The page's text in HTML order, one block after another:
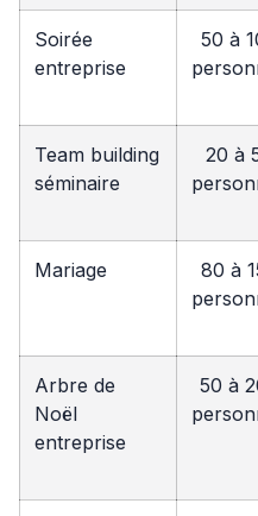
Soirée
entreprise
50 à
Team building
séminaire
20 à
Mariage
80 à
Arbre de
Noël
entreprise
50 à